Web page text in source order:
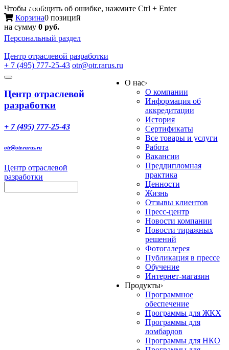
Чтобы сообщить об ошибке, нажмите Ctrl + Enter
Корзина0 позиций
на сумму 0 руб.
Персональный раздел
Центр отраслевой разработки
+ 7 (495) 777-25-43 otr@otr.rarus.ru
Toggle
Меню
Центр отраслевой
разработки
+ 7 (495) 777-25-43
otr@otr.rarus.ru
Центр отраслевой
разработки
О нас›
О компании
Информация об
аккредитации
История
Сертификаты
Все товары и услуги
Работа
Вакансии
Преддипломная
практика
Ценности
Жизнь
Отзывы клиентов
Пресс-центр
Новости компании
Новости тиражных
решений
Фотогалерея
Публикация в прессе
Обучение
Интернет-магазин
Продукты›
Программное
обеспечение
Программы для ЖКХ
Программы для
ломбардов
Программы для НКО